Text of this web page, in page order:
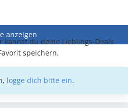
anzeigen
kannst du deine Lieblings-Deals
speichern.
logge dich bitte ein.